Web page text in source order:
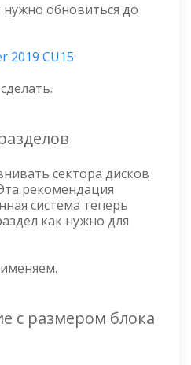
обновиться до
2019 CU15
сектора дисков
рекомендация
система теперь
как нужно для
с размером блока